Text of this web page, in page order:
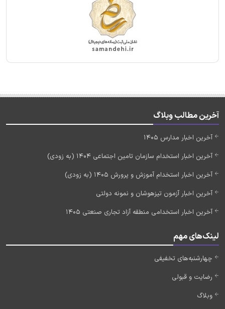
آخرین مطالب وبلاگ
آخرین اخبار مدارس 1405
آخرین اخبار استخدام سازمان تامین اجتماعی 1404 (به زودی)
آخرین اخبار استخدام آموزش و پرورش 1405 (به زودی)
آخرین اخبار آزمون تیزهوشان و نمونه دولتی
آخرین اخبار استخدامی منطقه آزاد تجاری صنعتی 1405
لینک‌های مهم
چهارشنبه‌های تخفیفی
رضایت و قبولی
وبلاگ